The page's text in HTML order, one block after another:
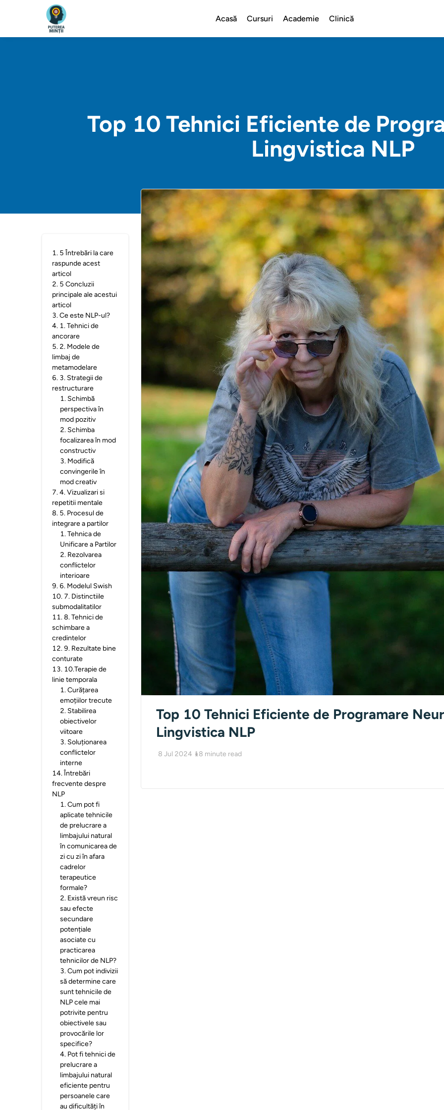
Acasă Cursuri Academie Clinică
Top 10 Tehnici Eficiente de
Lingvistica NLP
1. 5 Întrebări la care
raspunde acest
articol
2. 5 Concluzii
principale ale acestui
articol
3.Ce este NLP-ul?
4. 1. Tehnici de
ancorare
5. 2. Modele de
limbaj de
metamodelare
6. 3. Strategii de
restructurare
1. Schimbă
perspectiva în
mod pozitiv
2. Schimba
focalizarea în mod
constructiv
3. Modifică
convingerile în
mod creativ
7.4. Vizualizari si
repetitii mentale
8. 5. Procesul de
integrare a partilor
1.Tehnica de
Unificare a Partilor
2. Rezolvarea
conflictelor
interioare
9. 6. Modelul Swish
10. 7. Distinctiile
submodalitatilor
11.8. Tehnici de
schimbare a
credintelor
12.9. Rezultate bine
conturate
13. 10.Terapie de
linie temporala
1.Curățarea
emoțiilor trecute
2. Stabilirea
obiectivelor
viitoare
3. Soluționarea
conflictelor
interne
14.Întrebări
frecvente despre
NLP
1.Cum pot fi
aplicate tehnicile
de prelucrare a
limbajului natural
în comunicarea de
zi cu zi în afara
cadrelor
terapeutice
formale?
2. Există vreun risc
sau efecte
secundare
potențiale
asociate cu
practicarea
tehnicilor de NLP?
3.Cum pot indivizii
să determine care
sunt tehnicile de
NLP cele mai
potrivite pentru
obiectivele sau
provocările lor
specifice?
4. Pot fi tehnici de
prelucrare a
limbajului natural
eficiente pentru
persoanele care
au dificultăți în
Top 10 Tehnici Eficiente de Programare
Lingvistica NLP
8 Jul 2024 18 minute read